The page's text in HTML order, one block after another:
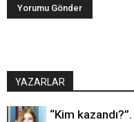
YAZARLAR
“Kim